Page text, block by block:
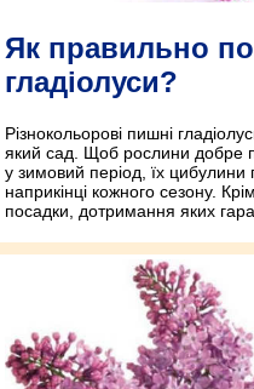
Як правильно
гладіолуси?
Різнокольорові пишні
який сад. Щоб рослини добре
у зимовий період, їх цибулини
наприкінці кожного сезону.
посадки, дотримання яких